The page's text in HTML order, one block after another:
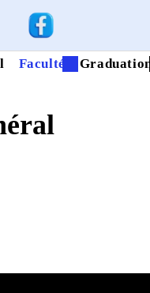
Faculté Graduation